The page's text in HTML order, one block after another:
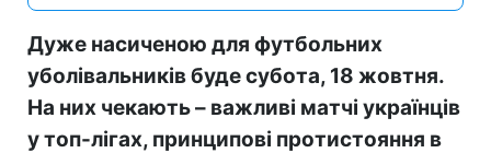
Дуже насиченою для футбольних
уболівальників буде субота, 18 жовтня.
На них чекають – важливі матчі українців
у топ-лігах, принципові протистояння в